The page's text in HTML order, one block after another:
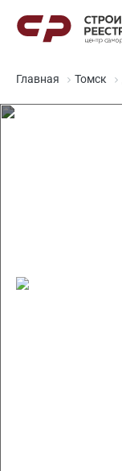
Главная Томск